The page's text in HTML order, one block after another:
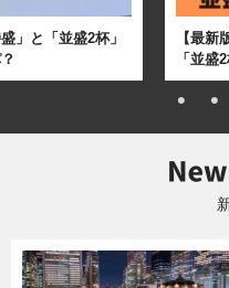
」と「並盛2杯」
【最
「並盛